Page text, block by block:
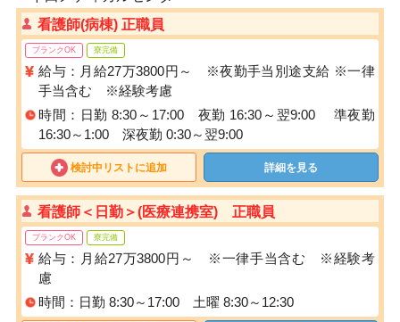
看護師(病棟) 正職員
ブランクOK 寮完備
給与：月給27万3800円～ ※夜勤手当別途支給 ※一律
手当含む ※経験考慮
時間：日勤 8:30～17:00 夜勤 16:30～翌9:00 準夜勤
16:30～1:00 深夜勤 0:30～翌9:00
検討中リストに追加 詳細を見る
看護師＜日勤＞(医療連携室) 正職員
ブランクOK 寮完備
給与：月給27万3800円～ ※一律手当含む ※経験考
慮
時間：日勤 8:30～17:00 土曜 8:30～12:30